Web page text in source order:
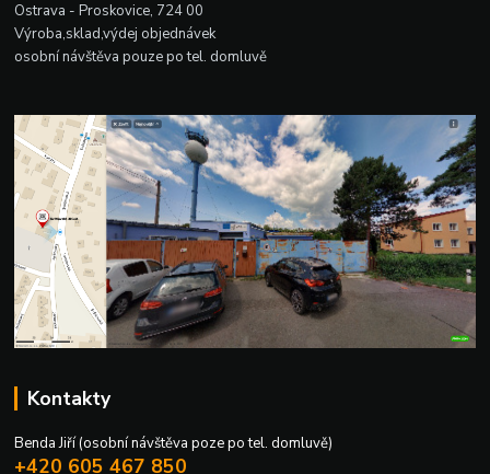
Ostrava - Proskovice, 724 00
Výroba,sklad,výdej objednávek
osobní návštěva pouze po tel. domluvě
Kontakty
Benda Jiří (osobní návštěva poze po tel. domluvě)
+420 605 467 850